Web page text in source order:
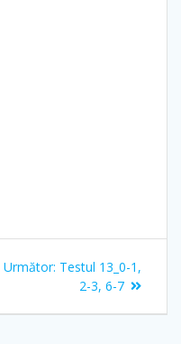
Următor: Articolul
următor:
Testul 13_0-1,
2-3, 6-7